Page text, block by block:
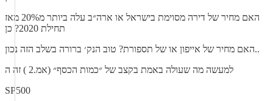
האם מחיר של דירה מסוימת בישראל או ארה״ב עלה ביותר מ20% מאז
תחילת 2020? כן
האם מחיר של אייפון או של תספורת? טוב הנק׳ ברורה בשלב הזה נכון..
למעשה מה שעולה באמת בקצב של ״כמות הכסף״ (אמ.2 ) זה ה
SP500